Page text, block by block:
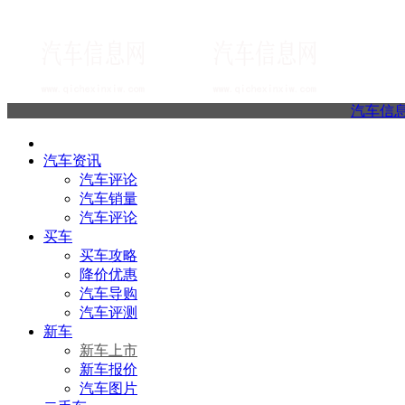
汽车信
汽车资讯
汽车评论
汽车销量
汽车评论
买车
买车攻略
降价优惠
汽车导购
汽车评测
新车
新车上市
新车报价
汽车图片